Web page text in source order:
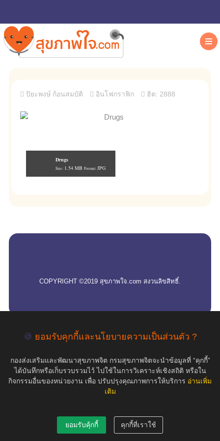
ปิยะพงษ์ ก้อนสมบัติ อินโฟกราฟิก ฮิต: 2888
Drugs
Size: 1.54 MB Format: JPG
COPYRIGHT ©2019 สุขภาพใจ.com สงวนลิขสิทธิ์.
🍪 ยอมรับคุกกี้และนโยบายความเป็นส่วนตัว ?
กองส่งเสริมและพัฒนาสุขภาพจิต กรมสุขภาพจิตจะนำข้อมูลที่ “คุกกี้”
ได้บันทึกหรือเก็บรวบรวมไว้ ไปใช้ในการวิเคราะห์เชิงสถิติ หรือใน
กิจกรรมอื่นของหน่วยงาน เพื่อ ปรับปรุงคุณภาพการให้บริการ อ่านเพิ่ม
เติม
ยอมรับคุ้กกี้ คุกกี้ที่เราใช้